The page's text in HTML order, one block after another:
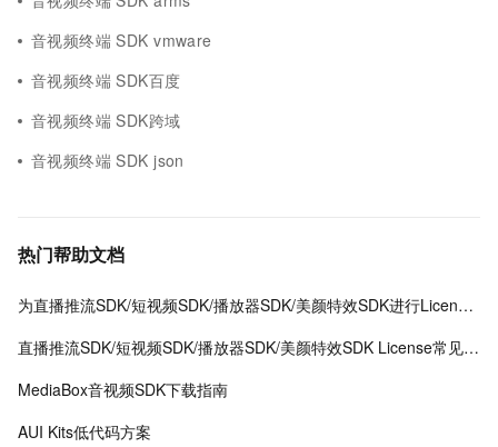
音视频终端 SDK vmware
音视频终端 SDK百度
音视频终端 SDK跨域
音视频终端 SDK json
热门帮助文档
为直播推流SDK/短视频SDK/播放器SDK/美颜特效SDK进行License授权
直播推流SDK/短视频SDK/播放器SDK/美颜特效SDK License常见问题
MediaBox音视频SDK下载指南
AUI Kits低代码方案